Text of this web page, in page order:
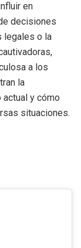
en
decisiones
legales o la
a los
la
actual y cómo
situaciones.